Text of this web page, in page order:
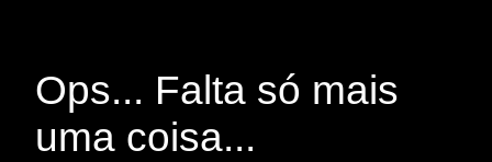
Ops... Falta só mais
uma coisa...